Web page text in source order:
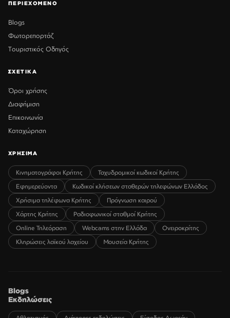
ΠΕΡΙΕΧΟΜΕΝΟ
Blogs
Φωτορεπορτάζ
Τουριστικός Οδηγός
ΣΧΕΤΙΚΑ
Όροι χρήσης
Διαφήμιση
Επικοινωνία
Καταχώρηση
ΧΡΗΣΙΜΑ
Κινηματογράφοι Κρήτης
Ταχυδρομικοί κωδικοί Κρήτης
Εφημερεύοντα
Κωδικοί κλήσεων σταθερών τηλεφώνων Ελλάδος
Χρήσιμα τηλέφωνα Κρήτης
Πρόγνωση καιρού
Χάρτης Κρήτης
Ραδιοφωνικοί σταθμοί Κρήτης
Online Τηλεόραση
Webcams στην Ελλάδα
Ονειροκρίτης
Κληρώσεις λαϊκού λαχείου
Μουσεία Κρήτης
Blogs
Εκδηλώσεις